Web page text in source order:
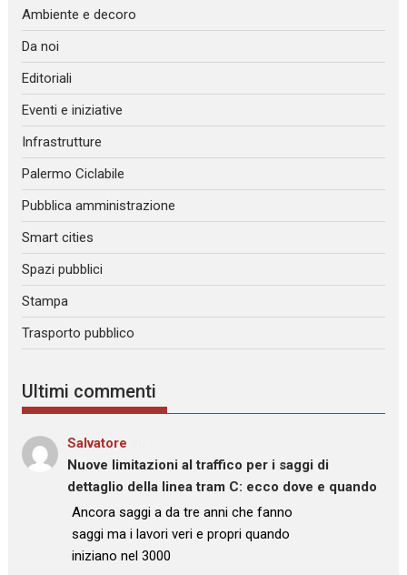
Ambiente e decoro
Da noi
Editoriali
Eventi e iniziative
Infrastrutture
Palermo Ciclabile
Pubblica amministrazione
Smart cities
Spazi pubblici
Stampa
Trasporto pubblico
Ultimi commenti
Salvatore
Nuove limitazioni al traffico per i saggi di
dettaglio della linea tram C: ecco dove e quando
: “
Ancora saggi a da tre anni che fanno
saggi ma i lavori veri e propri quando
iniziano nel 3000
”